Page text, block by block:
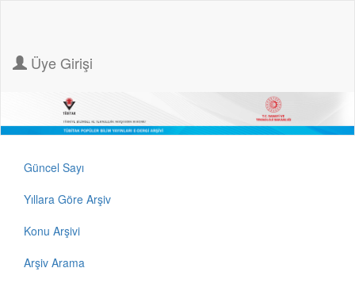
Üye Girişi
Güncel Sayı
Yıllara Göre Arşiv
Konu Arşivi
Arşiv Arama